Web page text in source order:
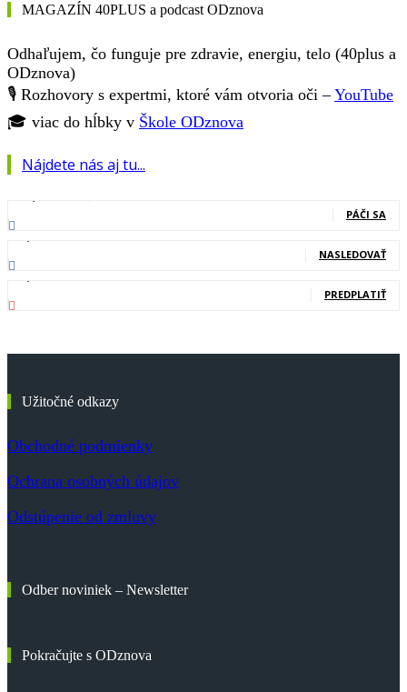
MAGAZÍN 40PLUS a podcast ODznova
Odhaľujem, čo funguje pre zdravie, energiu, telo (40plus a
ODznova)
🎙️ Rozhovory s expertmi, ktoré vám otvoria oči –YouTube
🎓 viac do hĺbky v Škole ODznova
Nájdete nás aj tu...
PÁČI SA
NASLEDOVAŤ
PREDPLATIŤ
Užitočné odkazy
Obchodné podmienky
Ochrana osobných údajov
Odstúpenie od zmluvy
Odber noviniek – Newsletter
Pokračujte s ODznova